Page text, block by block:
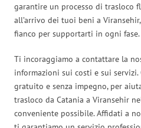
garantire un processo di trasloco
all’arrivo dei tuoi beni a
fianco per supportarti in ogni fase.
Ti incoraggiamo a contattare la
informazioni sui costi e sui
gratuito e senza impegno, per
trasloco da Catania a Viransehir
conveniente possibile. Affidati a